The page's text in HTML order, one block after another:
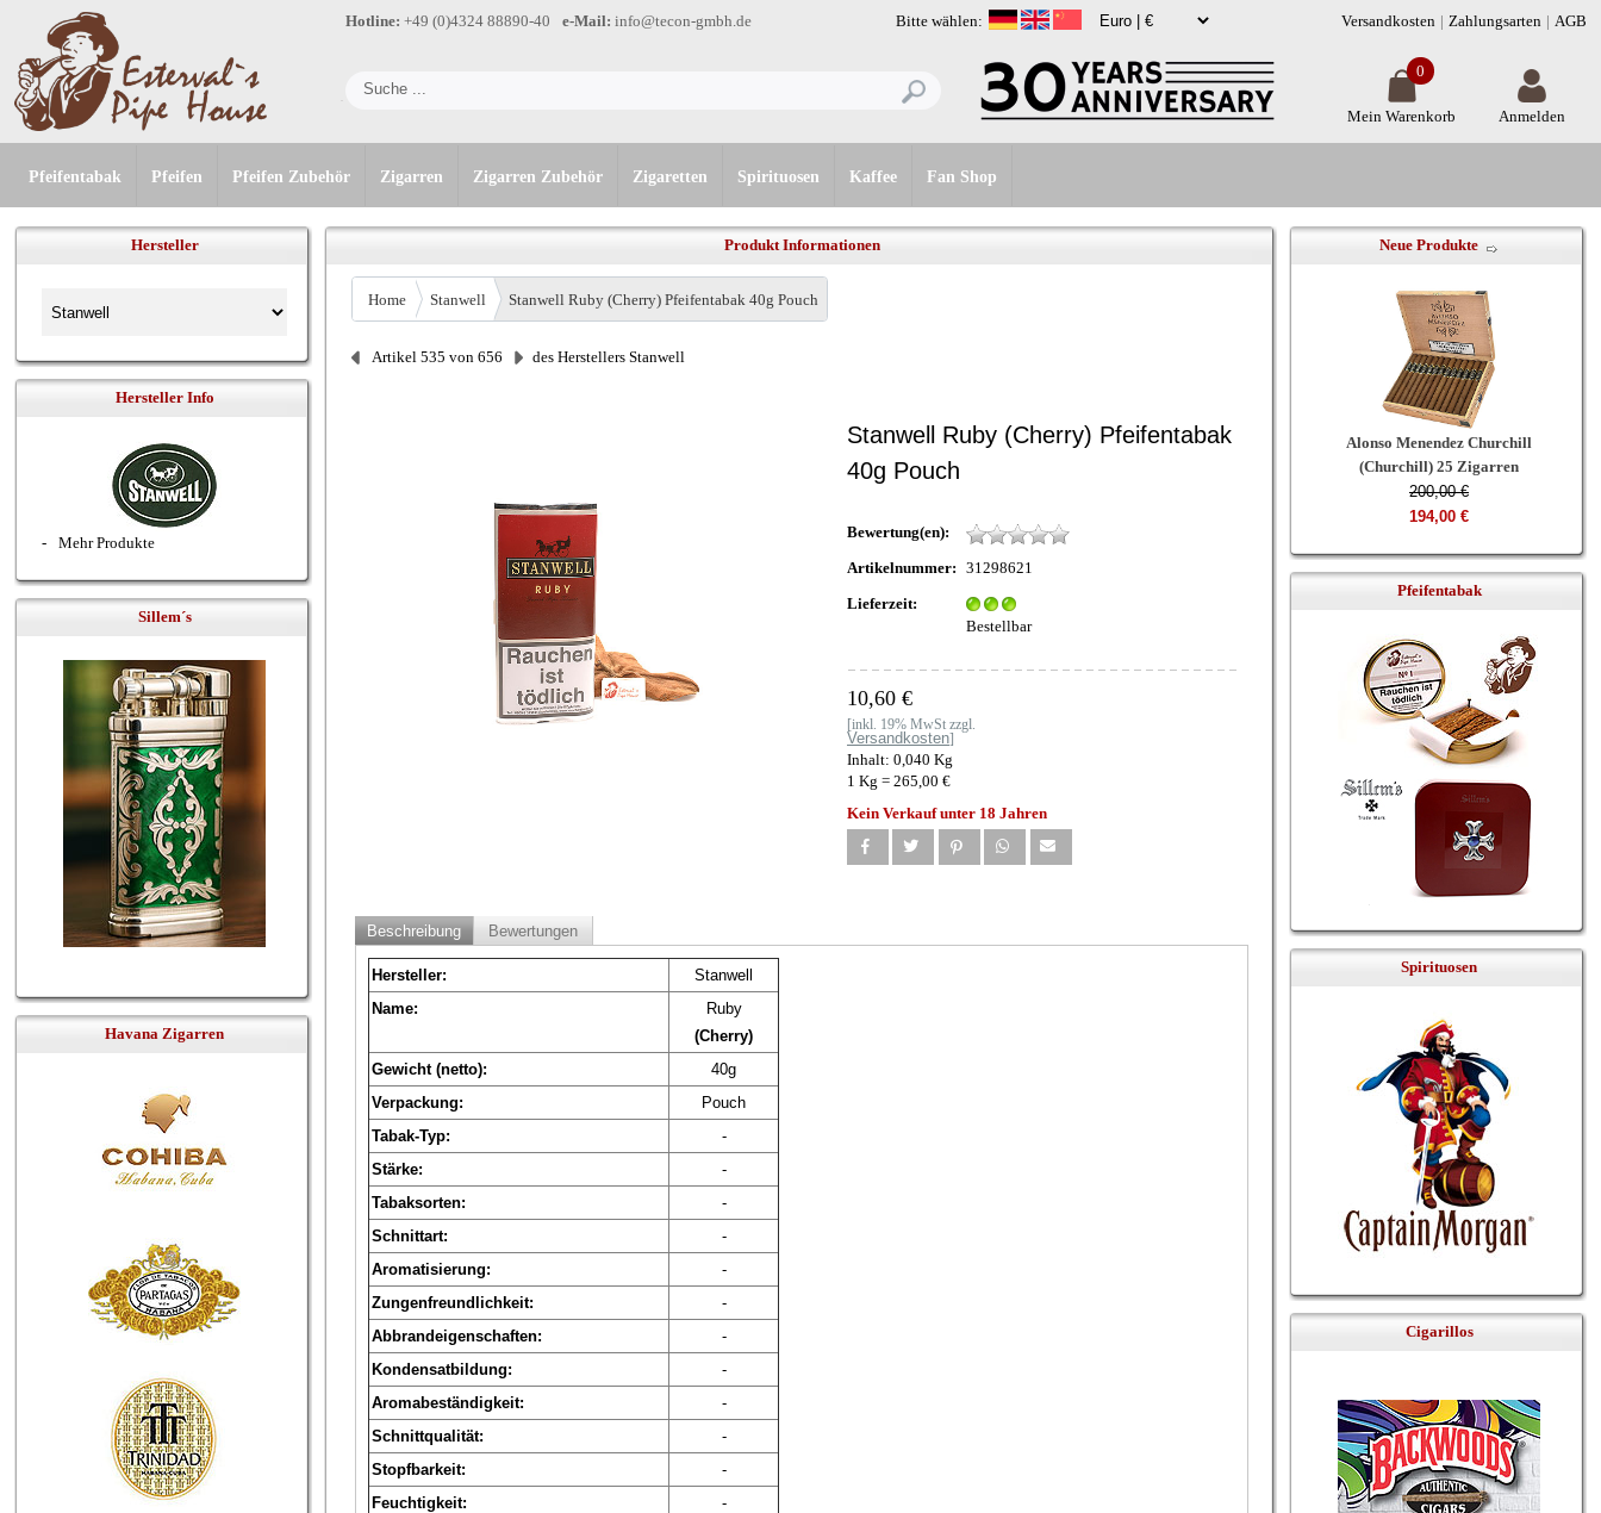
Bitte wählen:
Hotline: +49 (0)4324 88890-40 e-Mail: info@tecon-gmbh.de Versandkosten Zahlungsarten AGB
Anmelden
Mein Warenkorb
0
Pfeifentabak Pfeifen Pfeifen Zubehör Zigarren Zigarren Zubehör Zigaretten Spirituosen Kaffee Fan Shop
Hersteller
Hersteller Info
- Mehr Produkte
Sillem´s
Havana Zigarren
Produkt Informationen
Home Stanwell Stanwell Ruby (Cherry) Pfeifentabak 40g Pouch
Artikel 535 von 656 des Herstellers Stanwell
Stanwell Ruby (Cherry) Pfeifentabak
40g Pouch
Bewertung(en):
Artikelnummer: 31298621
Lieferzeit:
Bestellbar
10,60 €
[inkl. 19% MwSt zzgl.
Versandkosten]
Inhalt: 0,040 Kg
1 Kg = 265,00 €
Kein Verkauf unter 18 Jahren
Beschreibung Bewertungen
Hersteller:
Stanwell
Name:
Ruby
(Cherry)
Gewicht (netto):
40g
Verpackung:
Pouch
Tabak-Typ:
-
Stärke:
-
Tabaksorten:
-
Schnittart:
-
Aromatisierung:
-
Zungenfreundlichkeit:
-
Abbrandeigenschaften:
-
Kondensatbildung:
-
Aromabeständigkeit:
-
Schnittqualität:
-
Stopfbarkeit:
-
Feuchtigkeit:
-
Neue Produkte
Alonso Menendez Churchill
(Churchill) 25 Zigarren
200,00 €
194,00 €
Pfeifentabak
Spirituosen
Cigarillos